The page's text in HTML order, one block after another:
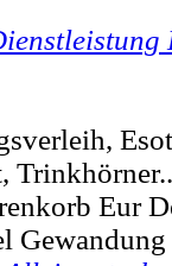
Trinkhörner..
Eur
Gewandung